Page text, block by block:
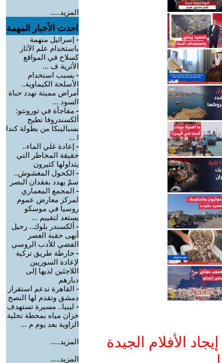
الأفلام الجيدة
المزيد.....
احدث الأخبار المهمة
- إسرائيل متهمة
باستخدام علم الآثار
كسلاح في المواقع
الأثرية ف ...
- بسبب استخدام
الأسلحة الكيماوية..
أمراض مميتة تهدد حياة
السود ...
- مفاجأة في تورونتو:
ألكسندروفا تطيح
بسبالينكا من بطولة كندا
ا ...
- إعادة غلي الماء..
حقيقة المخاطر التي
يتداولها كثيرون
- الكحول المغشوش..
سمّ يهدد بفقدان البصر
- المجمع المعماري
لمركز معارض عموم
روسيا في موسكو
يستعد لتقييم ...
- ألكسندر بلوك.. رحيل
أنهى حقبة العصر
الفضي للأدب الروسي
- خارطة طريق تركية
لإعادة السوريين
اللاجئين لديها إلى
ديارهم
- القاهرة تدعم استقرار
دمشق وتقدم لها النصح
- ليبيا.. مسيرة تستهدف
خزان مياه بمحطة تحلية
الزاوية بعد يوم م ...
المزيد.....
المزيد.....